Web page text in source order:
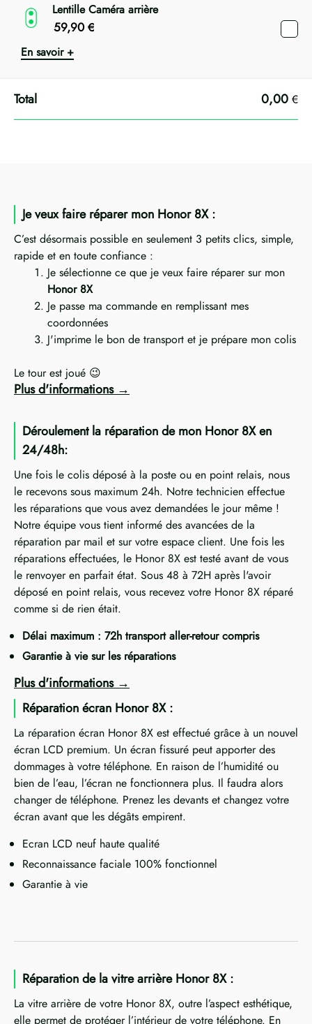
Lentille Caméra arrière
59,90 €
En savoir +
0,00 €
Je veux faire réparer mon Honor 8X :
C’est désormais possible en seulement 3 petits clics, simple,
rapide et en toute confiance :
Je sélectionne ce que je veux faire réparer sur mon
Honor 8X
Je passe ma commande en remplissant mes
coordonnées
J'imprime le bon de transport et je prépare mon colis
Le tour est joué 😉
Plus d'informations
Déroulement la réparation de mon Honor 8X en
24/48h:
Une fois le colis déposé à la poste ou en point relais, nous
le recevons sous maximum 24h. Notre technicien effectue
les réparations que vous avez demandées le jour même !
Notre équipe vous tient informé des avancées de la
réparation par mail et sur votre espace client. Une fois les
réparations effectuées, le Honor 8X est testé avant de vous
le renvoyer en parfait état. Sous 48 à 72H après l'avoir
déposé en point relais, vous recevez votre Honor 8X réparé
comme si de rien était.
Délai maximum : 72h transport aller-retour compris
Garantie à vie sur les réparations
Plus d'informations
Réparation écran Honor 8X :
La réparation écran Honor 8X est effectué grâce à un nouvel
écran LCD premium. Un écran fissuré peut apporter des
dommages à votre téléphone. En raison de l’humidité ou
bien de l’eau, l’écran ne fonctionnera plus. Il faudra alors
changer de téléphone. Prenez les devants et changez votre
écran avant que les dégâts empirent.
Ecran LCD neuf haute qualité
Reconnaissance faciale 100% fonctionnel
Garantie à vie
Réparation de la vitre arrière Honor 8X :
La vitre arrière de votre Honor 8X, outre l’aspect esthétique,
elle permet de protéger l’intérieur de votre téléphone. En